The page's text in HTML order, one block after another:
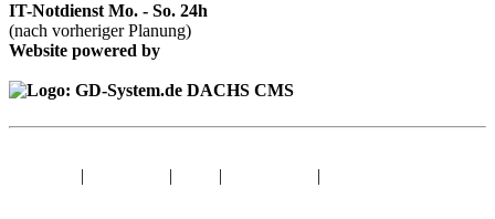
IT-Notdienst Mo. - So. 24h
(nach vorheriger Planung)
Website powered by
| | | |